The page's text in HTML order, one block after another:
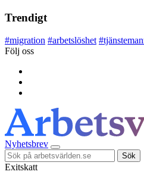
Trendigt
#migration #arbetslöshet #
Följ oss
Nyhetsbrev
Sök
Exitskatt